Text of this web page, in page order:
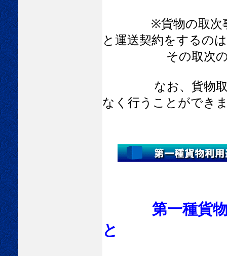
※貨物の取次事業
と運送契約をするの
その取次のみを
なお、貨物取次事
なく行うことができ
第一種貨
と